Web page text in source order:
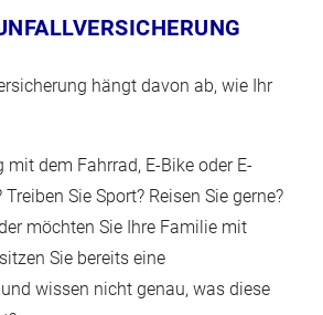
hängt davon ab, wie Ihr
mit dem Fahrrad, E-Bike oder E-
Sie Sport? Reisen Sie gerne?
möchten Sie Ihre Familie mit
Sie bereits eine
wissen nicht genau, was diese